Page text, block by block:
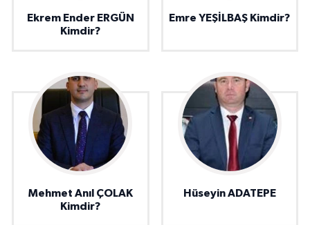
Ekrem Ender ERGÜN
Kimdir?
Emre YEŞİLBAŞ Kimdir?
Mehmet Anıl ÇOLAK
Kimdir?
Hüseyin ADATEPE